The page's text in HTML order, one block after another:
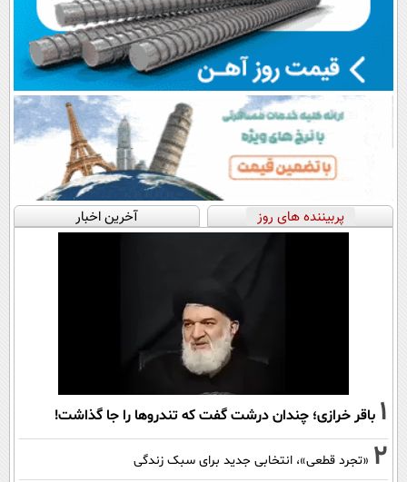
پربیننده های روز آخرین اخبار
1 باقر خرازی؛ چندان درشت گفت که تندروها را جا گذاشت!
2 «تجرد قطعی»، انتخابی جدید برای سبک زندگی